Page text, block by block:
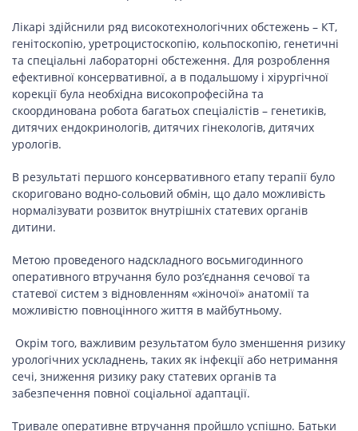
Лікарі здійснили ряд високотехнологічних обстежень – КТ,
генітоскопію, уретроцистоскопію, кольпоскопію, генетичні
та спеціальні лабораторні обстеження. Для розроблення
ефективної консервативної, а в подальшому і хірургічної
корекції була необхідна високопрофесійна та
скоординована робота багатьох спеціалістів – генетиків,
дитячих ендокринологів, дитячих гінекологів, дитячих
урологів.
В результаті першого консервативного етапу терапії було
скориговано водно-сольовий обмін, що дало можливість
нормалізувати розвиток внутрішніх статевих органів
дитини.
Метою проведеного надскладного восьмигодинного
оперативного втручання було роз’єднання сечової та
статевої систем з відновленням «жіночої» анатомії та
можливістю повноцінного життя в майбутньому.
Окрім того, важливим результатом було зменшення ризику
урологічних ускладнень, таких як інфекції або нетримання
сечі, зниження ризику раку статевих органів та
забезпечення повної соціальної адаптації.
Тривале оперативне втручання пройшло успішно. Батьки